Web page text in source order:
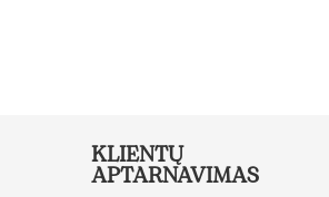
KLIENTŲ
APTARNAVIMAS